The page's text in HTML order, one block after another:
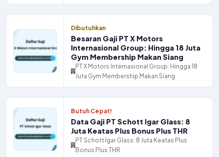
Besaran Gaji PT X Motors
Internasional Group: Hingga 18 Juta
Gym Membership Makan Siang
Juta Gym Membership Makan Siang
Butuh Cepat!
Data Gaji PT Schott Igar Glass: 8
Juta Keatas Plus Bonus Plus THR
PT Schott Igar Glass: 8 Juta Keatas Plus
Bonus Plus THR
Butuh Segera